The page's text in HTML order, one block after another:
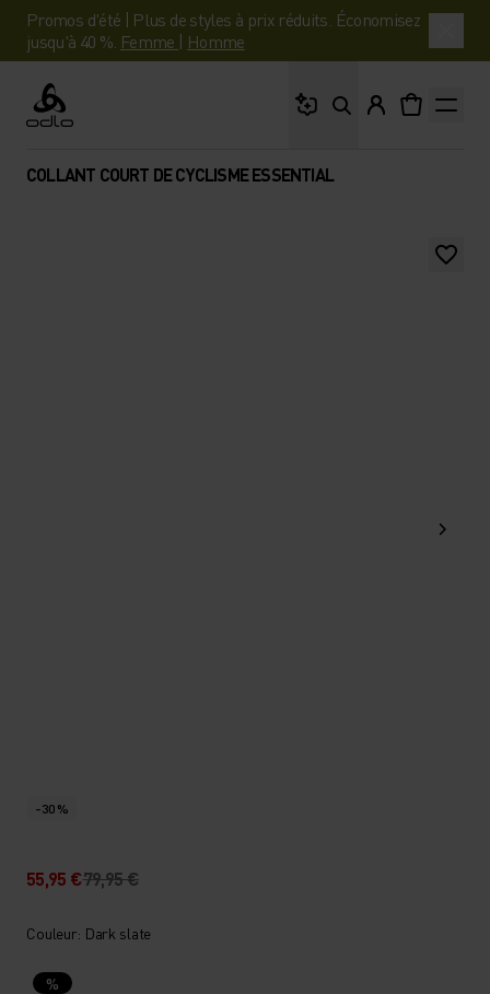
Promos d'été | Plus de styles à prix réduits. Économisez
jusqu'à 40 %. Femme | Homme
Odlo
COLLANT COURT DE CYCLISME ESSENTIAL
-30 %
55,95 €79,95 €
Couleur: Dark slate
%